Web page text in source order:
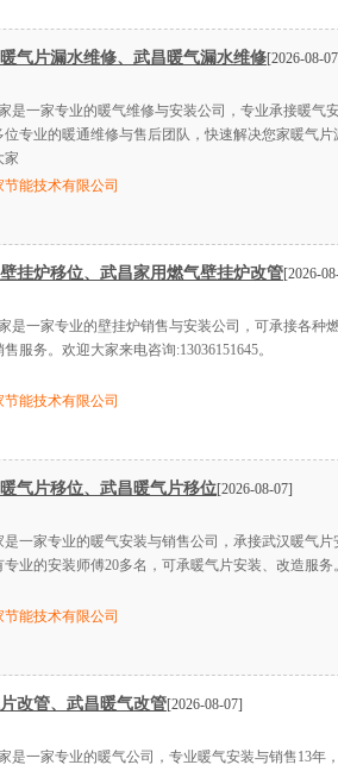
气片漏水维修、武昌暖气漏水维修[2026-08-
是一家专业的暖气维修与安装公司，专业承接暖气
位专业的暖通维修与售后团队，快速解决您家暖气片
家
能技术有限公司
挂炉移位、武昌家用燃气壁挂炉改管[2026-
是一家专业的壁挂炉销售与安装公司，可承接各种
服务。欢迎大家来电咨询:13036151645。
能技术有限公司
气片移位、武昌暖气片移位[2026-08-07]
是一家专业的暖气安装与销售公司，承接武汉暖气片
专业的安装师傅20多名，可承暖气片安装、改造服务
能技术有限公司
改管、武昌暖气改管[2026-08-07]
是一家专业的暖气公司，专业暖气安装与销售13年